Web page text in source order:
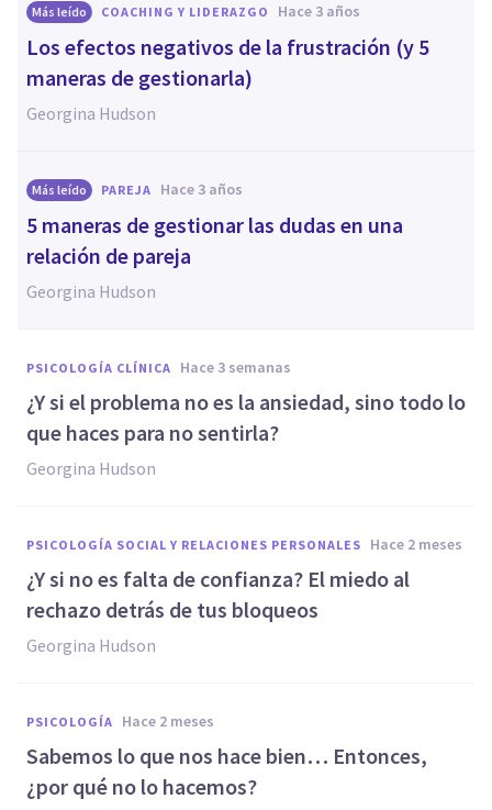
Más leído COACHING Y LIDERAZGO hace 3 años
Los efectos negativos de la frustración (y 5
maneras de gestionarla)
Georgina Hudson
Más leído PAREJA hace 3 años
5 maneras de gestionar las dudas en una
relación de pareja
Georgina Hudson
PSICOLOGÍA CLÍNICA hace 3 semanas
¿Y si el problema no es la ansiedad, sino todo lo
que haces para no sentirla?
Georgina Hudson
PSICOLOGÍA SOCIAL Y RELACIONES PERSONALES hace 2 meses
¿Y si no es falta de confianza? El miedo al
rechazo detrás de tus bloqueos
Georgina Hudson
PSICOLOGÍA hace 2 meses
Sabemos lo que nos hace bien… Entonces,
¿por qué no lo hacemos?